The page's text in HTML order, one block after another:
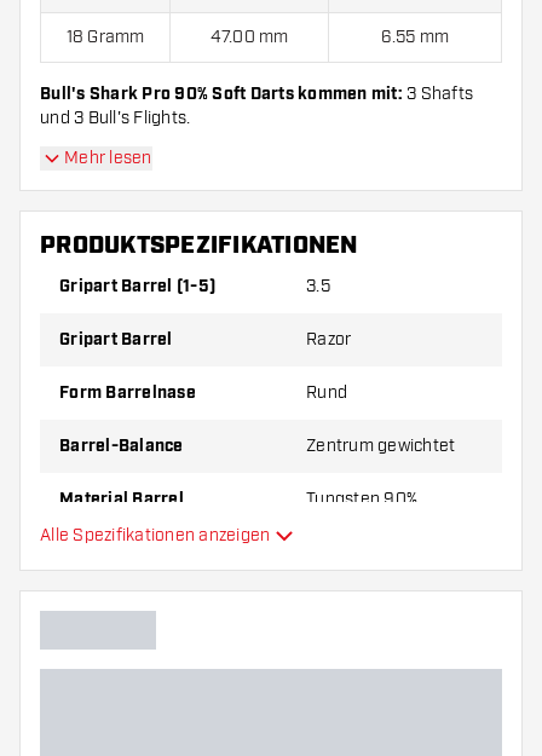
18 Gramm 47.00 mm 6.55 mm
Bull's Shark Pro 90% Soft Darts kommen mit: 3 Shafts
und 3 Bull's Flights.
Mehr lesen
PRODUKTSPEZIFIKATIONEN
Gripart Barrel (1-5) 3.5
Gripart Barrel Razor
Form Barrelnase Rund
Barrel-Balance Zentrum gewichtet
Material Barrel Tungsten 90%
Dartspieler
Alle Spezifikationen anzeigen